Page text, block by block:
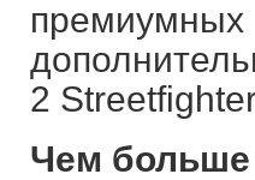
2
Чем больше